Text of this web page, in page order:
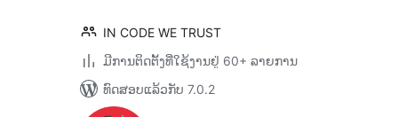
IN CODE WE TRUST
ມີການຕິດຕັ້ງທີ່ໃຊ້ງານຢູ່ 60+ ລາຍການ
ທົດສອບແລ້ວກັບ 7.0.2